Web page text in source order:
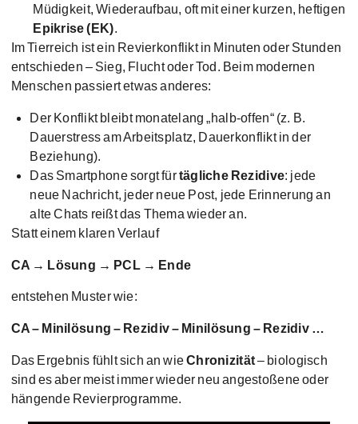
Müdigkeit, Wiederaufbau, oft mit einer kurzen, heftigen
Epikrise (EK).
Im Tierreich ist ein Revierkonflikt in Minuten oder Stunden
entschieden – Sieg, Flucht oder Tod. Beim modernen
Menschen passiert etwas anderes:
Der Konflikt bleibt monatelang „halb-offen“ (z. B.
Dauerstress am Arbeitsplatz, Dauerkonflikt in der
Beziehung).
Das Smartphone sorgt fürtägliche Rezidive: jede
neue Nachricht, jeder neue Post, jede Erinnerung an
alte Chats reißt das Thema wieder an.
Statt einem klaren Verlauf
CA → Lösung → PCL → Ende
entstehen Muster wie:
CA – Minilösung – Rezidiv – Minilösung – Rezidiv …
Das Ergebnis fühlt sich an wieChronizität– biologisch
sind es aber meist immer wieder neu angestoßene oder
hängende Revierprogramme.